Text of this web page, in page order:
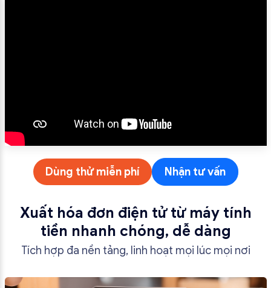
Dùng thử miễn phí Nhận tư vấn
Xuất hóa đơn điện tử từ máy tính
tiền nhanh chóng, dễ dàng
Tích hợp đa nền tảng, linh hoạt mọi lúc mọi nơi